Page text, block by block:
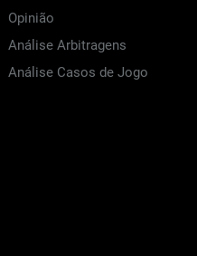
Opinião
Análise Arbitragens
Análise Casos de Jogo